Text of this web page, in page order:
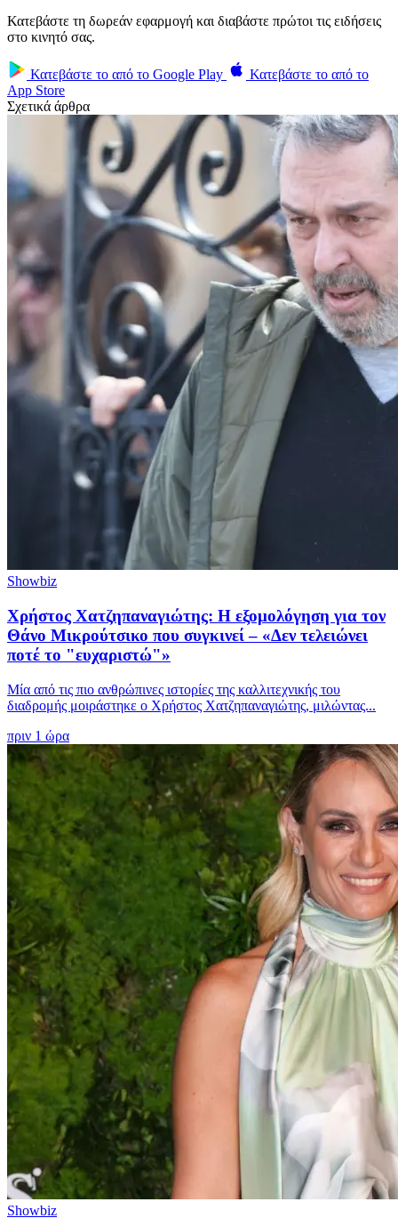
Κατεβάστε τη δωρεάν εφαρμογή και διαβάστε πρώτοι τις ειδήσεις
στο κινητό σας.
Κατεβάστε το από το Google Play
Κατεβάστε το από το
App Store
Σχετικά άρθρα
Showbiz
Χρήστος Χατζηπαναγιώτης: Η εξομολόγηση για τον
Θάνο Μικρούτσικο που συγκινεί – «Δεν τελειώνει
ποτέ το "ευχαριστώ"»
Μία από τις πιο ανθρώπινες ιστορίες της καλλιτεχνικής του
διαδρομής μοιράστηκε ο Χρήστος Χατζηπαναγιώτης, μιλώντας...
πριν 1 ώρα
Showbiz